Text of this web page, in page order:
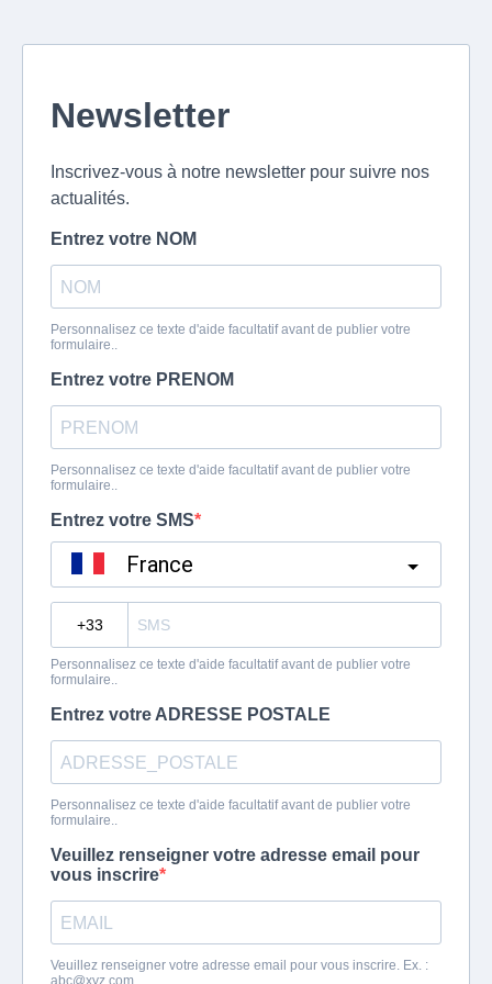
Newsletter
Inscrivez-vous à notre newsletter pour suivre nos
actualités.
Entrez votre NOM
Personnalisez ce texte d'aide facultatif avant de publier votre
formulaire..
Entrez votre PRENOM
Personnalisez ce texte d'aide facultatif avant de publier votre
formulaire..
Entrez votre SMS
France
Personnalisez ce texte d'aide facultatif avant de publier votre
formulaire..
Entrez votre ADRESSE POSTALE
Personnalisez ce texte d'aide facultatif avant de publier votre
formulaire..
Veuillez renseigner votre adresse email pour
vous inscrire
Veuillez renseigner votre adresse email pour vous inscrire. Ex. :
abc@xyz.com